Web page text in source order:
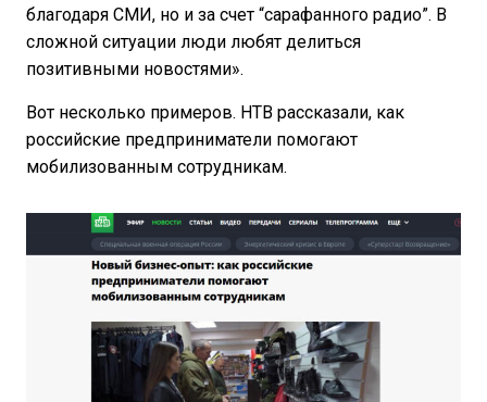
благодаря СМИ, но и за счет “сарафанного радио”. В
сложной ситуации люди любят делиться
позитивными новостями».
Вот несколько примеров. НТВ рассказали, как
российские предприниматели помогают
мобилизованным сотрудникам.